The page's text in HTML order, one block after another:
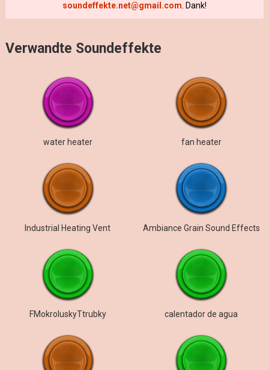
soundeffekte.net@gmail.com . Dank!
Verwandte Soundeffekte
water heater fan heater
Industrial Heating Vent Ambiance Grain Sound Effects
FMokroluskyTtrubky calentador de agua